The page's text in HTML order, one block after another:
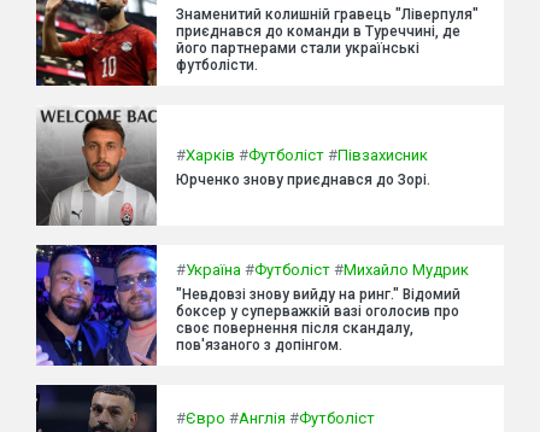
Знаменитий колишній гравець "Ліверпуля"
приєднався до команди в Туреччині, де
його партнерами стали українські
футболісти.
#Харків #Футболіст #Півзахисник
Юрченко знову приєднався до Зорі.
#Україна #Футболіст #Михайло Мудрик
"Невдовзі знову вийду на ринг." Відомий
боксер у суперважкій вазі оголосив про
своє повернення після скандалу,
пов'язаного з допінгом.
#Євро #Англія #Футболіст